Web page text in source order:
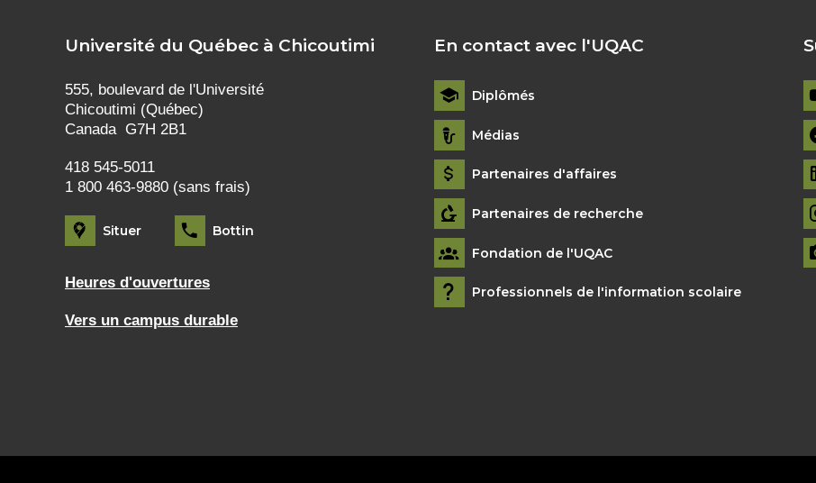
Université du Québec à Chicoutimi
555, boulevard de l'Université
Chicoutimi (Québec)
Canada G7H 2B1
418 545-5011
1 800 463-9880 (sans frais)
Situer Bottin
Heures d'ouvertures
Vers un campus durable
En contact avec l'UQAC
Diplômés
Médias
Partenaires d'affaires
Partenaires de recherche
Fondation de l'UQAC
Professionnels de l'information scolaire